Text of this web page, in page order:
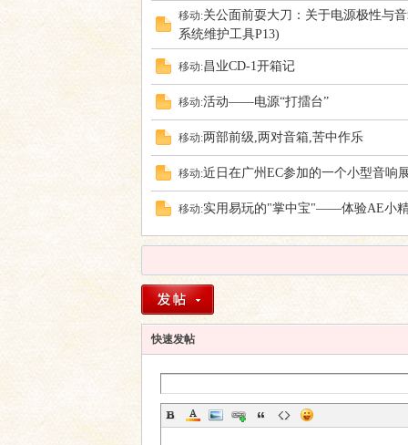
移动:关公面前耍大刀：关于电源极性与
系统维护工具P13)
移动:昌业CD-1开箱记
移动:活动——电源“打擂台”
移动:两部前级,两对音箱,苦中作乐
移动:近日在广州EC参加的一个小型音响
移动:实用易玩的"掌中宝"——体验AE小精
快速发帖